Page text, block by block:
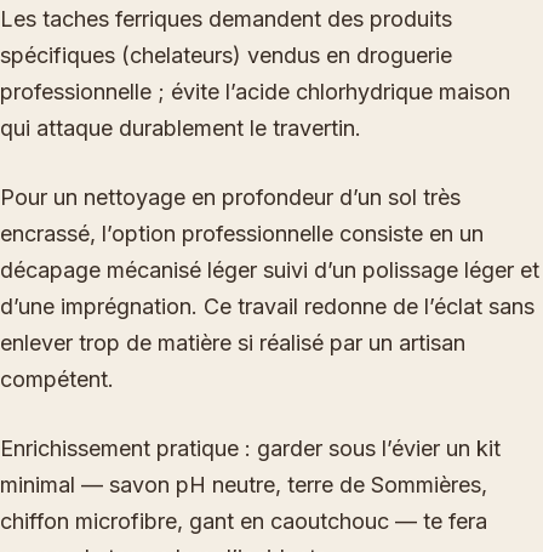
Les taches ferriques demandent des produits
spécifiques (chelateurs) vendus en droguerie
professionnelle ; évite l’acide chlorhydrique maison
qui attaque durablement le travertin.
Pour un nettoyage en profondeur d’un sol très
encrassé, l’option professionnelle consiste en un
décapage mécanisé léger suivi d’un polissage léger et
d’une imprégnation. Ce travail redonne de l’éclat sans
enlever trop de matière si réalisé par un artisan
compétent.
Enrichissement pratique : garder sous l’évier un kit
minimal — savon pH neutre, terre de Sommières,
chiffon microfibre, gant en caoutchouc — te fera